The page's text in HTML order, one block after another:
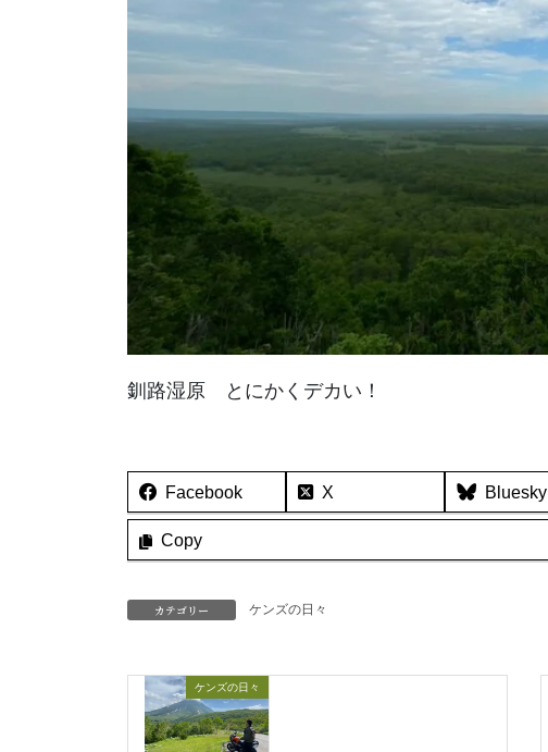
釧路湿原 とにかくデカい！
Facebook X Bluesky
Copy
カテゴリー ケンズの日々
ケンズの日々